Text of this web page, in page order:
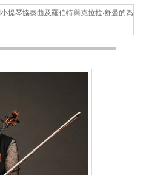
提琴協奏曲及羅伯特與克拉拉‧舒曼的為